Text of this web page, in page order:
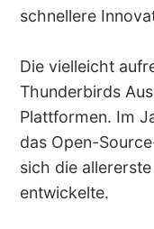
schnellere
Die vielleicht
Thunderbirds
Plattformen. Im
das Open-
sich die
entwickelte.